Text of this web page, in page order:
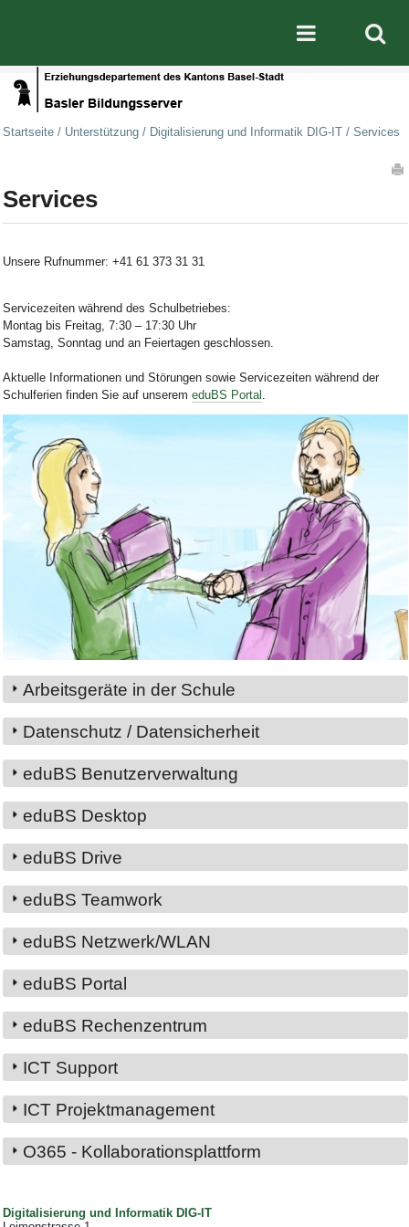
Mobile
Startseite / Unterstützung / Digitalisierung und Informatik DIG-IT / Services
Services
Unsere Rufnummer: +41 61 373 31 31
Servicezeiten während des Schulbetriebes:
Montag bis Freitag, 7:30 – 17:30 Uhr
Samstag, Sonntag und an Feiertagen geschlossen.
Aktuelle Informationen und Störungen sowie Servicezeiten während der
Schulferien finden Sie auf unserem eduBS Portal
Arbeitsgeräte in der Schule
Datenschutz / Datensicherheit
eduBS Benutzerverwaltung
eduBS Desktop
eduBS Drive
eduBS Teamwork
eduBS Netzwerk/WLAN
eduBS Portal
eduBS Rechenzentrum
ICT Support
ICT Projektmanagement
O365 - Kollaborationsplattform
Digitalisierung und Informatik DIG-IT